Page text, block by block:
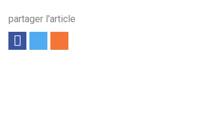
partager l'article